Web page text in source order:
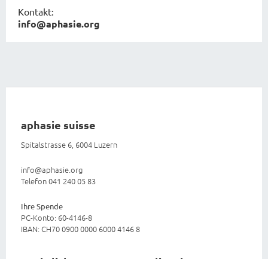
Kontakt:
info@aphasie.org
aphasie suisse
Spitalstrasse 6, 6004 Luzern
info@aphasie.org
Telefon 041 240 05 83
Ihre Spende
PC-Konto: 60-4146-8
IBAN: CH70 0900 0000 6000 4146 8